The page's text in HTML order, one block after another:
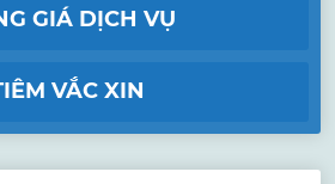
GIÁ DỊCH VỤ
VẮC XIN